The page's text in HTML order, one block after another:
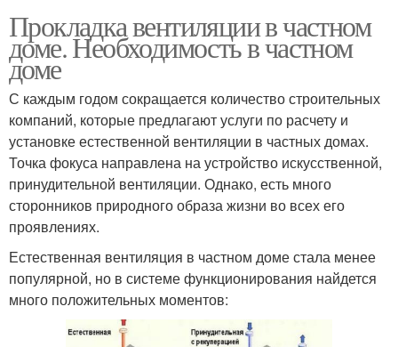
Прокладка вентиляции в частном
доме. Необходимость в частном
доме
С каждым годом сокращается количество строительных
компаний, которые предлагают услуги по расчету и
установке естественной вентиляции в частных домах.
Точка фокуса направлена на устройство искусственной,
принудительной вентиляции. Однако, есть много
сторонников природного образа жизни во всех его
проявлениях.
Естественная вентиляция в частном доме стала менее
популярной, но в системе функционирования найдется
много положительных моментов: